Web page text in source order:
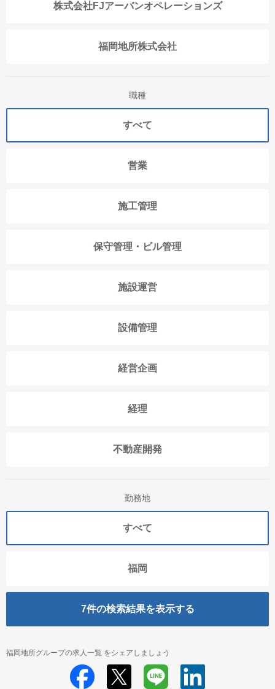
株式会社FJアーバンオペレーションズ
福岡地所株式会社
職種
すべて
営業
施工管理
保守管理・ビル管理
施設運営
設備管理
経営企画
経理
不動産開発
勤務地
すべて
福岡
7件の検索結果を表示する
福岡地所グループの求人一覧 をシェアしましょう